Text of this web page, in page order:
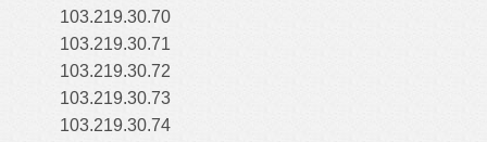
103.219.30.70
103.219.30.71
103.219.30.72
103.219.30.73
103.219.30.74